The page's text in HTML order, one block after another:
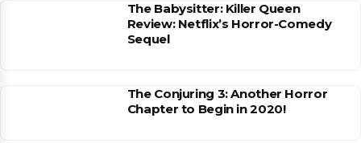
The Babysitter: Killer Queen
Review: Netflix’s Horror-Comedy
Sequel
The Conjuring 3: Another Horror
Chapter to Begin in 2020!